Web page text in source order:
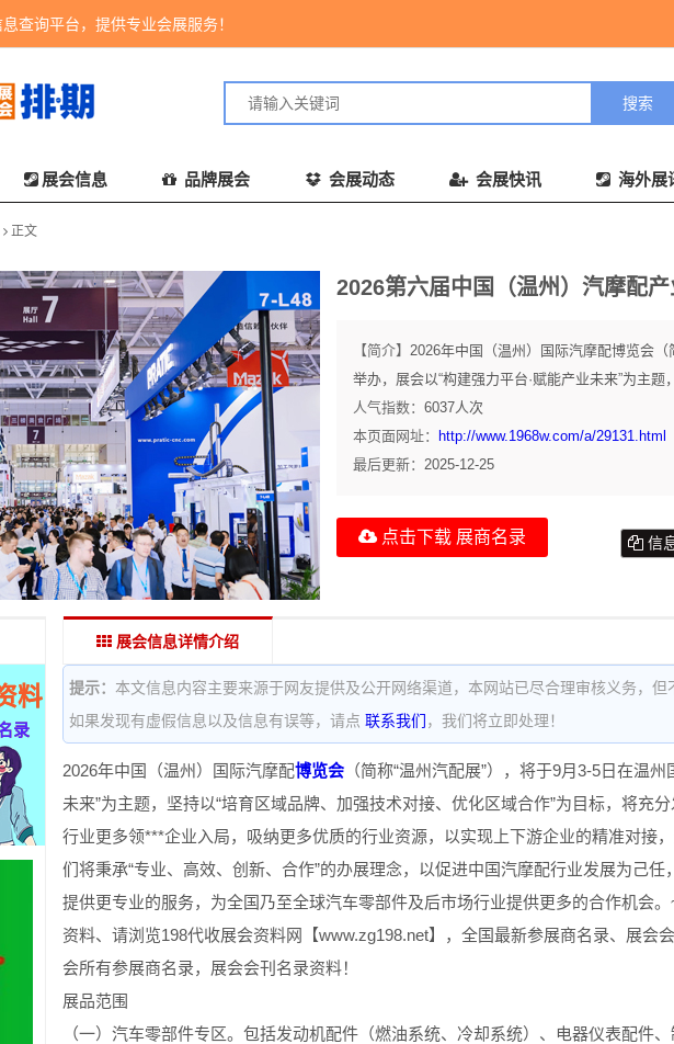
查询平台，提供专业会展服务！
展会信息 品牌展会 会展动态 会展快讯 海外展
正文
2026第六届中国（温州）汽摩配
【简介】 2026年中国（温州）国际汽摩配博览会
举办，展会以“构建强力平台·赋能产业未来”为主
人气指数： 6037人次
本页面网址：
http://www.1968w.com/a/29131.html
最后更新： 2025-12-25
点击下载 展商名录 信
展会信息详情介绍
提示： 本文信息内容主要来源于网友提供及公开网络渠道，本网站已尽合理审核义务，但
如果发现有虚假信息以及信息有误等，请点 联系我们 ，我们将立即处理！
2026年中国（温州）国际汽摩配博览会 （简称“温州汽配展”），将于9月3-5日在温州
未来”为主题，坚持以“培育区域品牌、加强技术对接、优化区域合作”为目标，将充
行业更多领***企业入局，吸纳更多优质的行业资源，以实现上下游企业的精准对接
们将秉承“专业、高效、创新、合作”的办展理念，以促进中国汽摩配行业发展为己
提供更专业的服务，为全国乃至全球汽车零部件及后市场行业提供更多的合作机会
资料、请浏览198代收展会资料网【www.zg198.net】，全国最新参展商名录、展会
会所有参展商名录，展会会刊名录资料！
展品范围
（一）汽车零部件专区。包括发动机配件（燃油系统、冷却系统）、电器仪表配件
料
录